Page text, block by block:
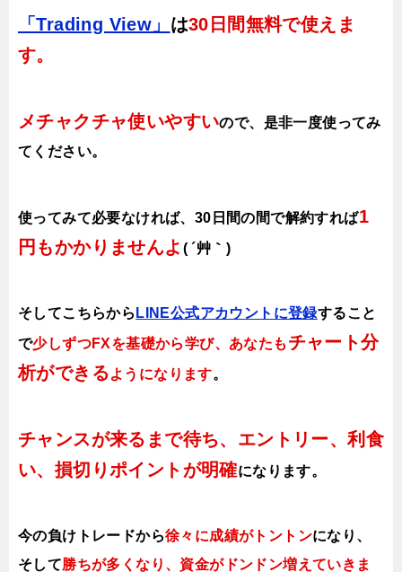
「Trading View」 は30日間無料で使えま
す。
メチャクチャ使いやすいので、 是非一度使ってみ
てください。
使ってみて必要なければ、30日間の間で解約すれば1
円もかかりませんよ ( ´艸｀)
そしてこちらから LINE公式アカウントに登録すること
で少しずつFXを基礎から学び、あなたも チャート分
析ができるようになります。
チャンスが来るまで待ち、エントリー、利食
い、損切りポイントが明確になります。
今の負けトレードから徐々に成績がトントンになり、
そして勝ちが多くなり、資金がドンドン増えていきま